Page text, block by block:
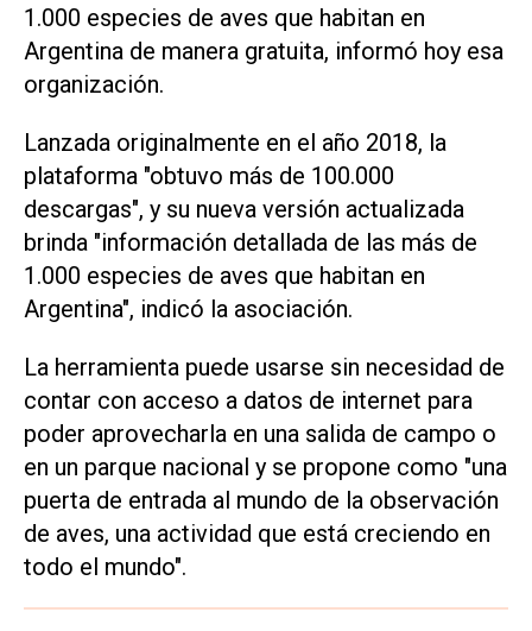
1.000 especies de aves que habitan en
Argentina de manera gratuita, informó hoy esa
organización.
Lanzada originalmente en el año 2018, la
plataforma "obtuvo más de 100.000
descargas", y su nueva versión actualizada
brinda "información detallada de las más de
1.000 especies de aves que habitan en
Argentina", indicó la asociación.
La herramienta puede usarse sin necesidad de
contar con acceso a datos de internet para
poder aprovecharla en una salida de campo o
en un parque nacional y se propone como "una
puerta de entrada al mundo de la observación
de aves, una actividad que está creciendo en
todo el mundo".